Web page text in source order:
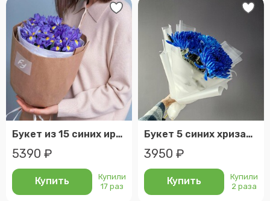
Букет из 15 синих ирисов
5390 ₽
Купить
Купили
17 раз
Букет 5 синих хризантем
3950 ₽
Купить
Купили
2 раза